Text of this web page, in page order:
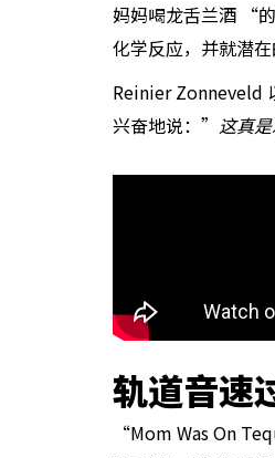
妈妈喝龙舌兰酒 “
化学反应，并就潜在
Reinier Zonneveld
兴奋地说：” 这真
轨道音速
“Mom Was On